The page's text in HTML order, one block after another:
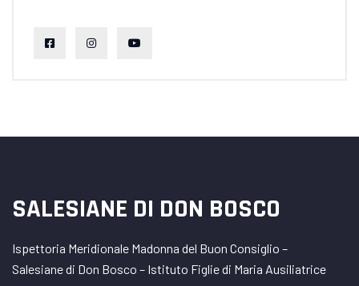
SALESIANE DI DON BOSCO
Ispettoria Meridionale Madonna del Buon Consiglio –
Salesiane di Don Bosco – Istituto Figlie di Maria Ausiliatrice